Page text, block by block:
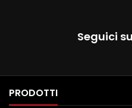
Seguici
PRODOTTI